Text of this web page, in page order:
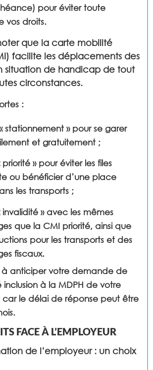
pour éviter toute
vos droits.
que la carte mobilité
facilite les déplacements des
situation de handicap de tout
circonstances.
:
stationnement » pour se garer
et gratuitement ;
priorité » pour éviter les files
ou bénéficier d’une place
les transports ;
invalidité » avec les mêmes
que la CMI priorité, ainsi que
pour les transports et des
fiscaux.
à anticiper votre demande de
à la MDPH de votre
le délai de réponse peut être
FACE À L’EMPLOYEUR
de l’employeur : un choix